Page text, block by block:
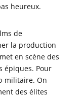
heureux.
de
la production
en scène des
épiques. Pour
militaire. On
des élites